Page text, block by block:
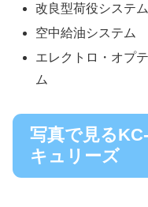
改良型荷役システム
空中給油システム
エレクトロ・オプ
ム
写真で見る
キュリーズ